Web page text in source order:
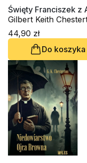
Święty Franciszek z
Gilbert Keith
44,90 zł
Do koszyka